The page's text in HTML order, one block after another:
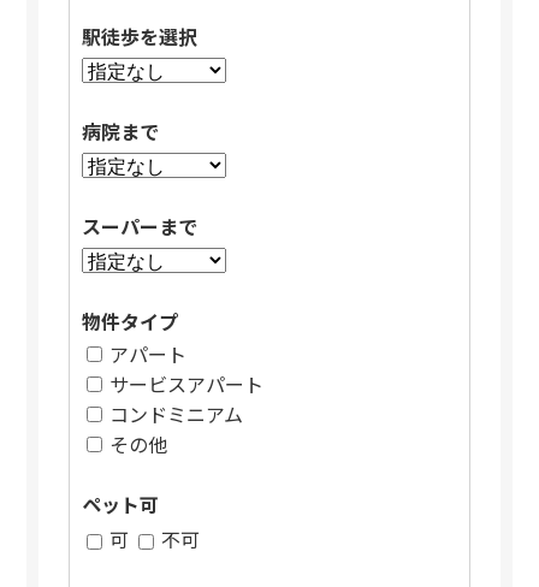
駅徒歩を選択
病院まで
スーパーまで
物件タイプ
アパート
サービスアパート
コンドミニアム
その他
ペット可
可
不可